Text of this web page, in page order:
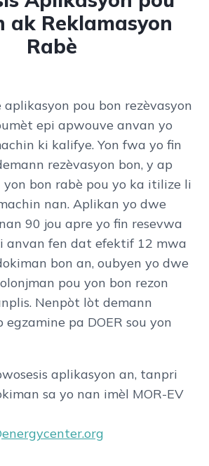
ak Reklamasyon
Rabè
aplikasyon pou bon rezèvasyon
epi apwouve anvan yo
ki kalifye. Yon fwa yo fin
rezèvasyon bon, y ap
bon rabè pou yo ka itilize li
nan. Aplikan yo dwe
90 jou apre yo fin resevwa
anvan fen dat efektif 12 mwa
bon an, oubyen yo dwe
pou yon bon rezon
Nenpòt lòt demann
pa DOER sou yon
aplikasyon an, tanpri
sa yo nan imèl MOR-EV